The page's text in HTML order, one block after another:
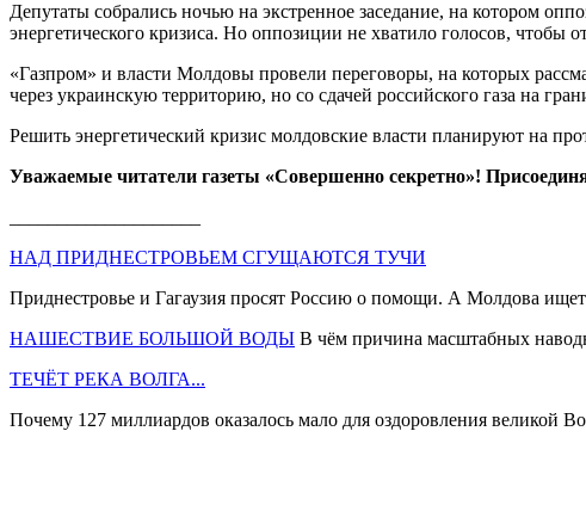
Депутаты собрались ночью на экстренное заседание, на котором
энергетического кризиса. Но оппозиции не хватило голосов, чтобы
«Газпром» и власти Молдовы провели переговоры, на которых
через украинскую территорию, но со сдачей российского газа на
Решить энергетический кризис молдовские власти планируют на
Уважаемые читатели газеты «Совершенно секретно»!
НАД ПРИДНЕСТРОВЬЕМ СГУЩАЮТСЯ ТУЧИ
Приднестровье и Гагаузия просят Россию о помощи. А Молдова
НАШЕСТВИЕ БОЛЬШОЙ ВОДЫ В чём причина масштабных
ТЕЧЁТ РЕКА ВОЛГА...
Почему 127 миллиардов оказалось мало для оздоровления великой